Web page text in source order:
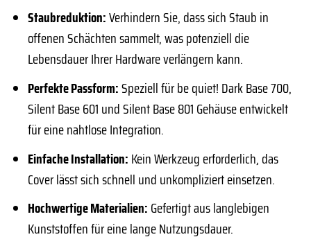
Staubreduktion:Verhindern Sie, dass sich Staub in
offenen Schächten sammelt, was potenziell die
Lebensdauer Ihrer Hardware verlängern kann.
Perfekte Passform:Speziell für be quiet! Dark Base 700,
Silent Base 601 und Silent Base 801 Gehäuse entwickelt
für eine nahtlose Integration.
Einfache Installation: Kein Werkzeug erforderlich, das
Cover lässt sich schnell und unkompliziert einsetzen.
Hochwertige Materialien: Gefertigt aus langlebigen
Kunststoffen für eine lange Nutzungsdauer.